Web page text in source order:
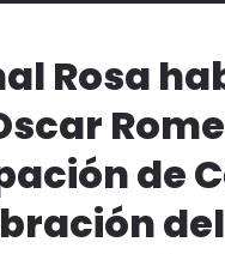
Rosa
de
del